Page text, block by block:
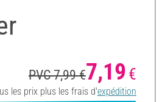
PVC 7,99 €7,19 €
les prix plus les frais d'expédition